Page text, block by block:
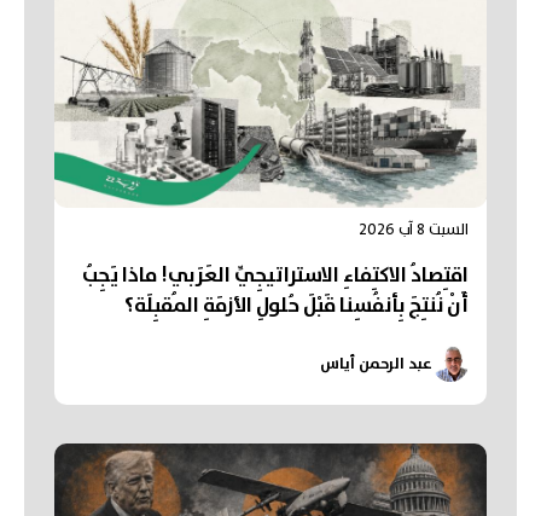
السبت 8 آب 2026
اقتِصادُ الاكتِفاءِ الاستراتيجِيِّ العَرَبي! ماذا يَجِبُ
أَنْ نُنتِجَ بِأنفُسِنا قَبْلَ حُلولِ الأزمَةِ المُقبِلَة؟
عبد الرحمن أياس